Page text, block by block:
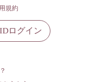
規約
ログイン